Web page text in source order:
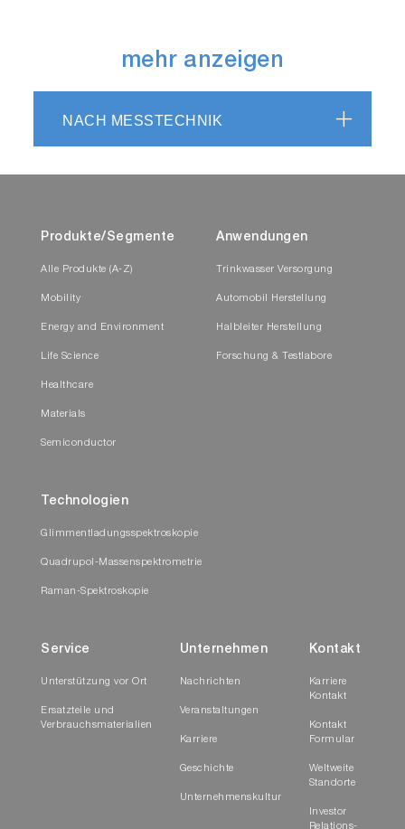
mehr anzeigen
NACH MESSTECHNIK
Produkte/Segmente
Alle Produkte (A-Z)
Mobility
Energy and Environment
Life Science
Healthcare
Materials
Semiconductor
Anwendungen
Trinkwasser Versorgung
Automobil Herstellung
Halbleiter Herstellung
Forschung & Testlabore
Technologien
Glimmentladungsspektroskopie
Quadrupol-Massenspektrometrie
Raman-Spektroskopie
Service
Unterstützung vor Ort
Ersatzteile und
Verbrauchsmaterialien
Unternehmen
Nachrichten
Veranstaltungen
Karriere
Geschichte
Unternehmenskultur
Kontakt
Karriere
Kontakt
Kontakt
Formular
Weltweite
Standorte
Investor
Relations-